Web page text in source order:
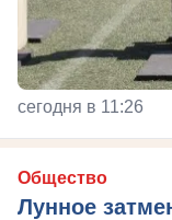
сегодня в 11:26
Общество
Лунное